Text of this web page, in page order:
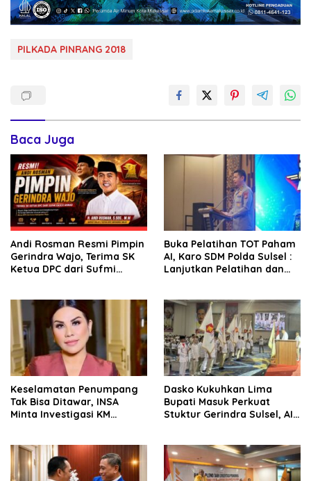
PILKADA PINRANG 2018
Baca Juga
Andi Rosman Resmi Pimpin
Gerindra Wajo, Terima SK
Ketua DPC dari Sufmi
Buka Pelatihan TOT Paham
AI, Karo SDM Polda Sulsel :
Lanjutkan Pelatihan dan
Keselamatan Penumpang
Tak Bisa Ditawar, INSA
Minta Investigasi KM
Dasko Kukuhkan Lima
Bupati Masuk Perkuat
Stuktur Gerindra Sulsel, AIA